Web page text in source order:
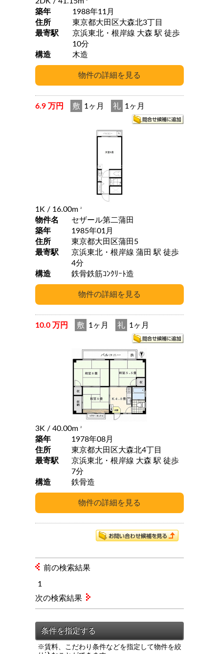
築年
1988年11月
住所
東京都大田区大森北3丁目
最寄駅
京浜東北・根岸線 大森 駅 徒歩
10分
構造
木造
6.9 万円 敷 1ヶ月 礼 1ヶ月
1K / 16.00m 2
物件名
セザール第二蒲田
築年
1985年01月
住所
東京都大田区蒲田5
最寄駅
京浜東北・根岸線 蒲田 駅 徒歩
4分
構造
鉄骨鉄筋ｺﾝｸﾘｰﾄ造
10.0 万円 敷 1ヶ月 礼 1ヶ月
3K / 40.00m 2
築年
1978年08月
住所
東京都大田区大森北4丁目
最寄駅
京浜東北・根岸線 大森 駅 徒歩
7分
構造
鉄骨造
前の検索結果
1
※賃料、こだわり条件などを指定して物件を絞